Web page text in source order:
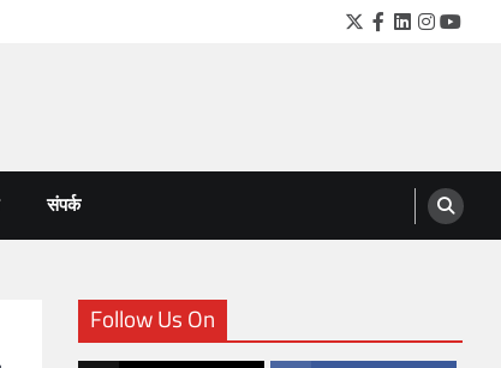
Twitter
Facebook
LinkedIn
संपर्क
Follow Us On